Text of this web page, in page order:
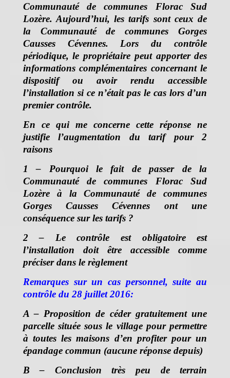
Communauté de communes Florac Sud
Lozère. Aujourd’hui, les tarifs sont ceux de
la Communauté de communes Gorges
Causses Cévennes. Lors du contrôle
périodique, le propriétaire peut apporter des
informations complémentaires concernant le
dispositif ou avoir rendu accessible
l’installation si ce n’était pas le cas lors d’un
premier contrôle.
En ce qui me concerne cette réponse ne
justifie l’augmentation du tarif pour 2
raisons
1 – Pourquoi le fait de passer de la
Communauté de communes Florac Sud
Lozère à la Communauté de communes
Gorges Causses Cévennes ont une
conséquence sur les tarifs ?
2 – Le contrôle est obligatoire est
l’installation doit être accessible comme
préciser dans le règlement
Remarques sur un cas personnel, suite au
contrôle du 28 juillet 2016:
A – Proposition de céder gratuitement une
parcelle située sous le village pour permettre
à toutes les maisons d’en profiter pour un
épandage commun (aucune réponse depuis)
B – Conclusion très peu de terrain